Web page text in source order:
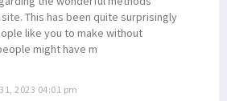
This has been quite surprisingly
like you to make without
might have m
2023 04:01 pm